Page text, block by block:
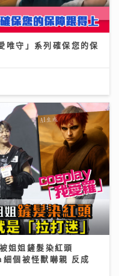
守」系列確保您的保
姐姐鏟髮染紅頭
個被怪獸嚇親 反成
推100萬元餐飲禮遇
人次跌一成 多種傳染